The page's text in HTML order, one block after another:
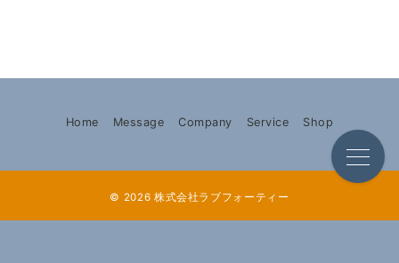
Home Message Company Service Shop
© 2026 株式会社ラブフォーティー